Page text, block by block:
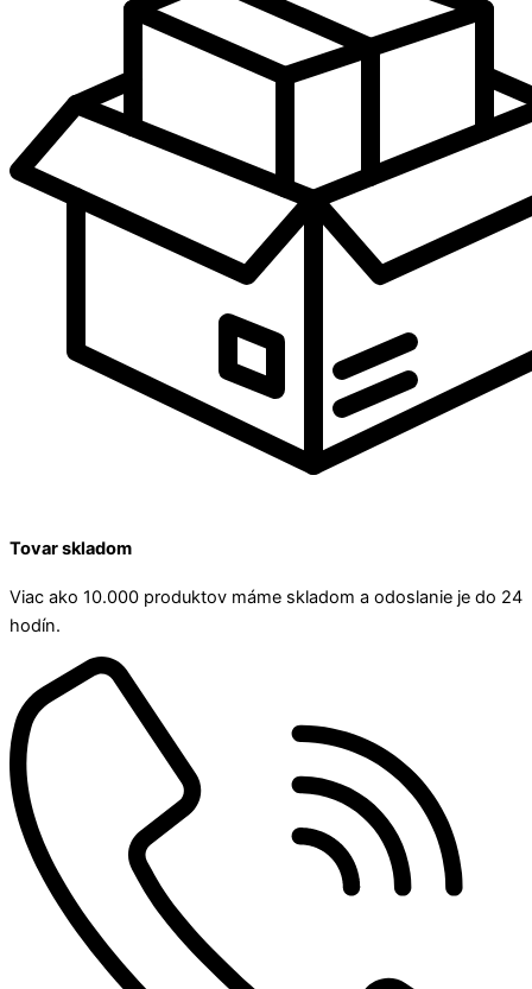
Tovar skladom
Viac ako 10.000 produktov máme skladom a odoslanie je do 24
hodín.